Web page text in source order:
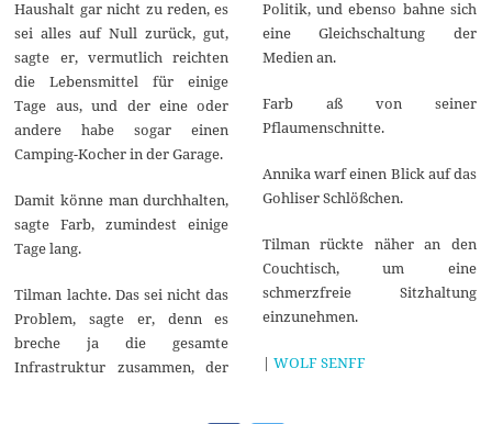
Haushalt gar nicht zu reden, es
sei alles auf Null zurück, gut,
sagte er, vermutlich reichten
die Lebensmittel für einige
Tage aus, und der eine oder
andere habe sogar einen
Camping-Kocher in der Garage.
Damit könne man durchhalten,
sagte Farb, zumindest einige
Tage lang.
Tilman lachte. Das sei nicht das
Problem, sagte er, denn es
breche ja die gesamte
Infrastruktur zusammen, der
Politik, und ebenso bahne sich
eine Gleichschaltung der
Medien an.
Farb aß von seiner
Pflaumenschnitte.
Annika warf einen Blick auf das
Gohliser Schlößchen.
Tilman rückte näher an den
Couchtisch, um eine
schmerzfreie Sitzhaltung
einzunehmen.
| WOLF SENFF